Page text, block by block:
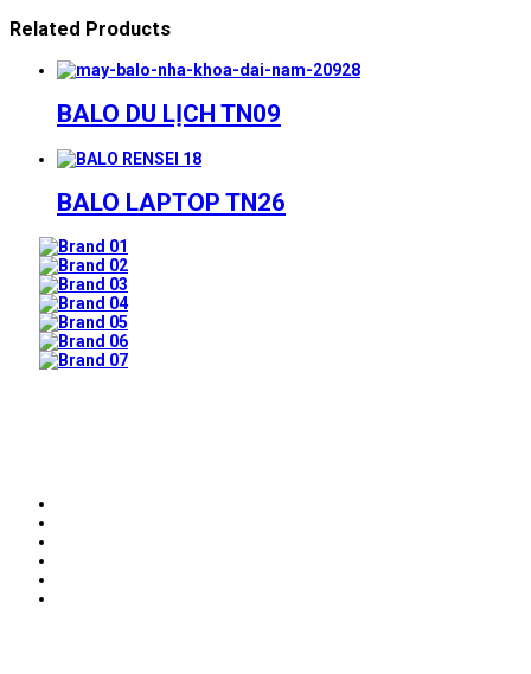
Related Products
BALO DU LỊCH TN09
BALO LAPTOP TN26